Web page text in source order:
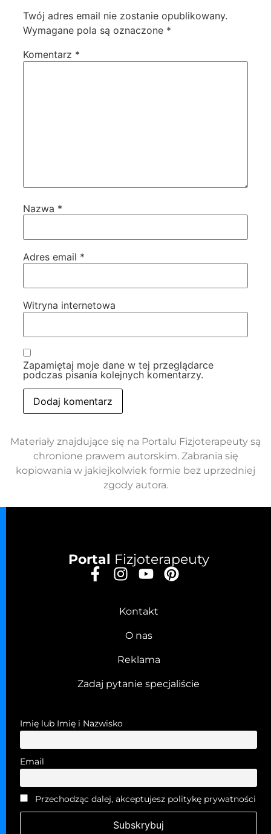
Twój adres email nie zostanie opublikowany.
Wymagane pola są oznaczone *
Komentarz *
Nazwa *
Adres email *
Witryna internetowa
Zapamiętaj moje dane w tej przeglądarce
podczas pisania kolejnych komentarzy.
Materiały znajdujące się na Portalu Fizjoterapeuty są
chronione prawem autorskim. Zabrania się
kopiowania w jakiejkolwiek formie bez uprzedniej
zgody autora.
Portal Fizjoterapeuty
Kontakt
O nas
Reklama
Zadaj pytanie specjaliście
Imię lub Imię i Nazwisko
Email
Przechodząc dalej, akceptujesz politykę prywatności